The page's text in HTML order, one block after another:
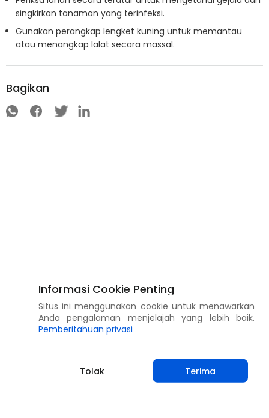
singkirkan tanaman yang terinfeksi.
Gunakan perangkap lengket kuning untuk memantau
atau menangkap lalat secara massal.
Bagikan
Informasi Cookie Penting
Situs ini menggunakan cookie untuk menawarkan
Anda pengalaman menjelajah yang lebih baik.
Pemberitahuan privasi
Tolak Terima